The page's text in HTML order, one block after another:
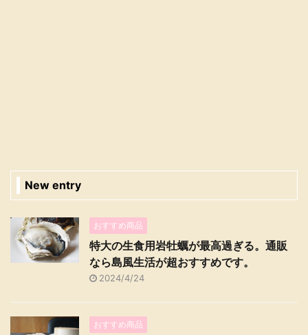
New entry
おすすめ商品
特大の生食用岩牡蠣が最高過ぎる。通販
なら島風生活が超おすすめです。
2024/4/24
おすすめ商品